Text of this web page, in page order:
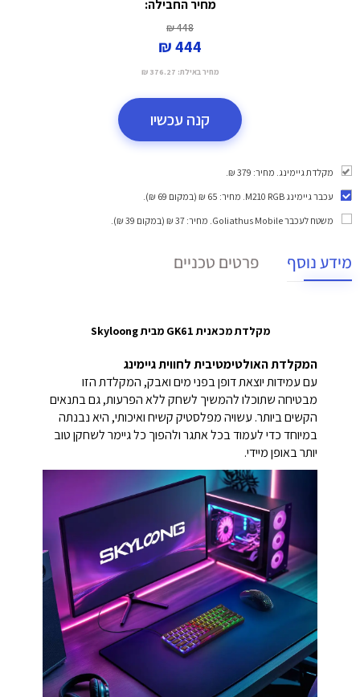
מחיר החבילה:
448 ₪
444 ₪
מחיר באילת: 376.27 ₪
קנה עכשיו
מקלדת גיימינג. מחיר: 379 ₪.
עכבר גיימינג M210 RGB
. מחיר: 65 ₪ (במקום 69 ₪).
משטח לעכבר Goliathus Mobile
. מחיר: 37 ₪ (במקום 39 ₪).
מידע נוסף פרטים טכניים
מקלדת מכאנית GK61 מבית Skyloong
המקלדת האולטימטיבית לחווית גיימינג
עם עמידות יוצאת דופן בפני מים ואבק, המקלדת הזו
מבטיחה שתוכלו להמשיך לשחק ללא הפרעות, גם בתנאים
הקשים ביותר. עשויה מפלסטיק קשיח ואיכותי, היא נבנתה
במיוחד כדי לעמוד בכל אתגר ולהפוך כל גיימר לשחקן טוב
יותר באופן מיידי.